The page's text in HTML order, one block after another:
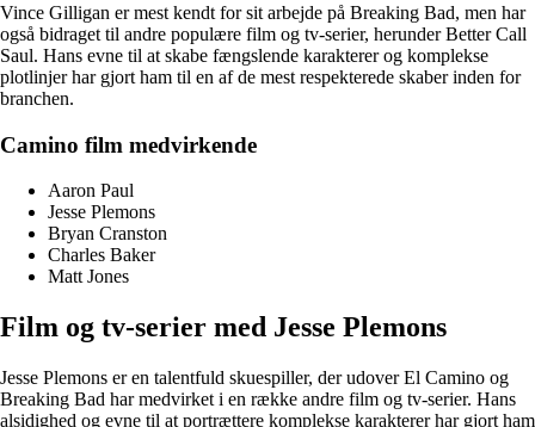
Vince Gilligan er mest kendt for sit arbejde på Breaking Bad, men har
også bidraget til andre populære film og tv-serier, herunder Better Call
Saul. Hans evne til at skabe fængslende karakterer og komplekse
plotlinjer har gjort ham til en af de mest respekterede skaber inden for
branchen.
Camino film medvirkende
Aaron Paul
Jesse Plemons
Bryan Cranston
Charles Baker
Matt Jones
Film og tv-serier med Jesse Plemons
Jesse Plemons er en talentfuld skuespiller, der udover El Camino og
Breaking Bad har medvirket i en række andre film og tv-serier. Hans
alsidighed og evne til at portrættere komplekse karakterer har gjort ham